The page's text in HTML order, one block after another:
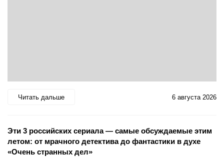
Читать дальше 6 августа 2026
Эти 3 российских сериала — самые обсуждаемые этим
летом: от мрачного детектива до фантастики в духе
«Очень странных дел»